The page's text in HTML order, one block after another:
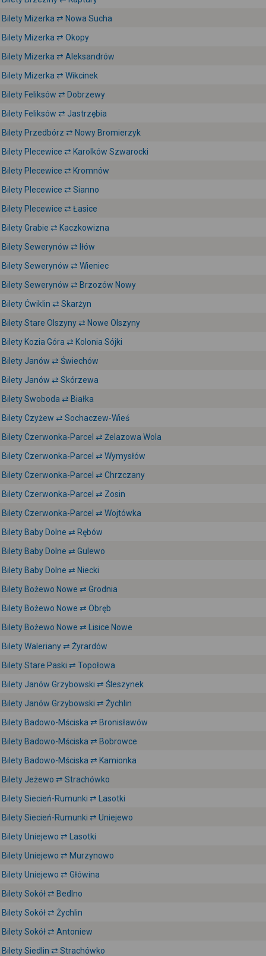
Bilety Mizerka ⇄ Nowa Sucha
Bilety Mizerka ⇄ Okopy
Bilety Mizerka ⇄ Aleksandrów
Bilety Mizerka ⇄ Wikcinek
Bilety Feliksów ⇄ Dobrzewy
Bilety Feliksów ⇄ Jastrzębia
Bilety Przedbórz ⇄ Nowy Bromierzyk
Bilety Plecewice ⇄ Karolków Szwarocki
Bilety Plecewice ⇄ Kromnów
Bilety Plecewice ⇄ Sianno
Bilety Plecewice ⇄ Łasice
Bilety Grabie ⇄ Kaczkowizna
Bilety Sewerynów ⇄ Iłów
Bilety Sewerynów ⇄ Wieniec
Bilety Sewerynów ⇄ Brzozów Nowy
Bilety Ćwiklin ⇄ Skarżyn
Bilety Stare Olszyny ⇄ Nowe Olszyny
Bilety Kozia Góra ⇄ Kolonia Sójki
Bilety Janów ⇄ Świechów
Bilety Janów ⇄ Skórzewa
Bilety Swoboda ⇄ Białka
Bilety Czyżew ⇄ Sochaczew-Wieś
Bilety Czerwonka-Parcel ⇄ Żelazowa Wola
Bilety Czerwonka-Parcel ⇄ Wymysłów
Bilety Czerwonka-Parcel ⇄ Chrzczany
Bilety Czerwonka-Parcel ⇄ Zosin
Bilety Czerwonka-Parcel ⇄ Wojtówka
Bilety Baby Dolne ⇄ Rębów
Bilety Baby Dolne ⇄ Gulewo
Bilety Baby Dolne ⇄ Niecki
Bilety Bożewo Nowe ⇄ Grodnia
Bilety Bożewo Nowe ⇄ Obręb
Bilety Bożewo Nowe ⇄ Lisice Nowe
Bilety Waleriany ⇄ Żyrardów
Bilety Stare Paski ⇄ Topołowa
Bilety Janów Grzybowski ⇄ Śleszynek
Bilety Janów Grzybowski ⇄ Żychlin
Bilety Badowo-Mściska ⇄ Bronisławów
Bilety Badowo-Mściska ⇄ Bobrowce
Bilety Badowo-Mściska ⇄ Kamionka
Bilety Jeżewo ⇄ Strachówko
Bilety Siecień-Rumunki ⇄ Lasotki
Bilety Siecień-Rumunki ⇄ Uniejewo
Bilety Uniejewo ⇄ Lasotki
Bilety Uniejewo ⇄ Murzynowo
Bilety Uniejewo ⇄ Główina
Bilety Sokół ⇄ Bedlno
Bilety Sokół ⇄ Żychlin
Bilety Sokół ⇄ Antoniew
Bilety Siedlin ⇄ Strachówko